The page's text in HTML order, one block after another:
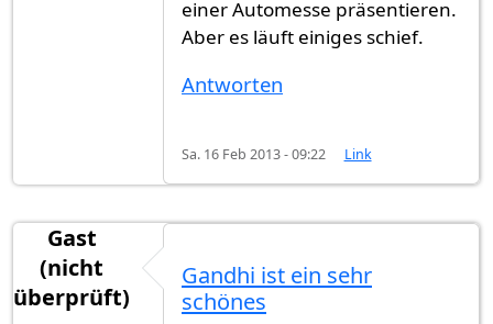
einer Automesse präsentieren.
Aber es läuft einiges schief.
Antworten
Sa. 16 Feb 2013 - 09:22 Link
Gast
(nicht
überprüft)
Gandhi ist ein sehr
schönes